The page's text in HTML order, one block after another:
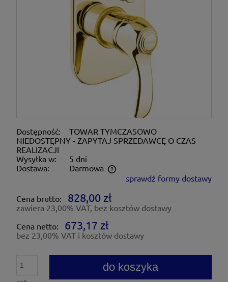
Dostępność:
TOWAR TYMCZASOWO
NIEDOSTĘPNY - ZAPYTAJ SPRZEDAWCĘ O CZAS
REALIZACJI
Wysyłka w:
5 dni
Dostawa:
Darmowa
Cena nie zawiera ewentualnych kosztów płatności
sprawdź formy dostawy
Cena brutto:
828,00 zł
zawiera 23,00% VAT, bez kosztów dostawy
Cena netto:
673,17 zł
bez 23,00% VAT i kosztów dostawy
do koszyka